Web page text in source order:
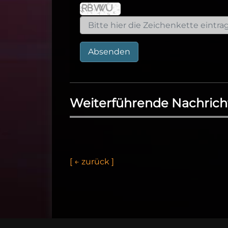
Absenden
Weiterführende
[ ← zurück ]